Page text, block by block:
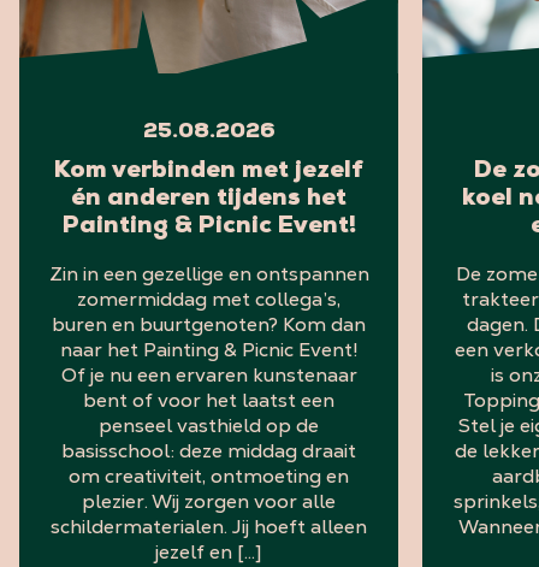
25.08.2026
Kom verbinden met jezelf
én anderen tijdens het
Painting & Picnic Event!
Zin in een gezellige en ontspannen
zomermiddag met collega’s,
buren en buurtgenoten? Kom dan
naar het Painting & Picnic Event!
Of je nu een ervaren kunstenaar
bent of voor het laatst een
penseel vasthield op de
basisschool: deze middag draait
om creativiteit, ontmoeting en
plezier. Wij zorgen voor alle
schildermaterialen. Jij hoeft alleen
jezelf en […]
De
koel
De
dagen.
een
is
Stel je
de